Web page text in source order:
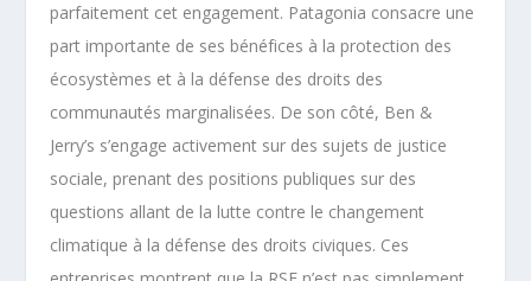
parfaitement cet engagement. Patagonia consacre une
part importante de ses bénéfices à la protection des
écosystèmes et à la défense des droits des
communautés marginalisées. De son côté, Ben &
Jerry’s s’engage activement sur des sujets de justice
sociale, prenant des positions publiques sur des
questions allant de la lutte contre le changement
climatique à la défense des droits civiques. Ces